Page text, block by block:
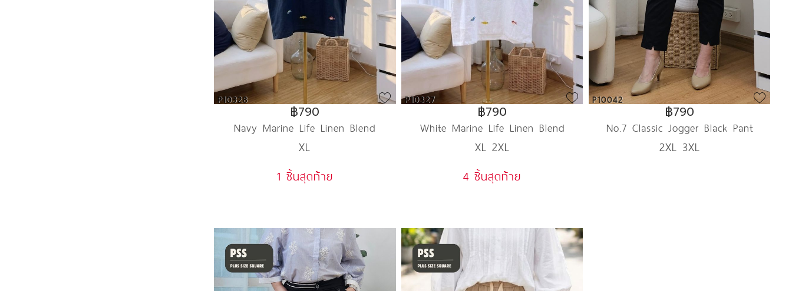
P10328
฿790
Navy Marine Life Linen Blend
XL
1 ชิ้นสุดท้าย
P10327
฿790
White Marine Life Linen Blend
XL 2XL
4 ชิ้นสุดท้าย
P10042
฿790
No.7 Classic Jogger Black Pant
2XL 3XL